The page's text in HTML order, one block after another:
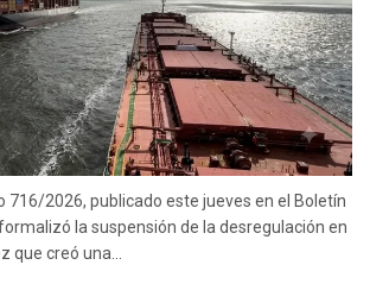
716/2026, publicado este jueves en el Boletín
la suspensión de la desregulación en
que creó una...